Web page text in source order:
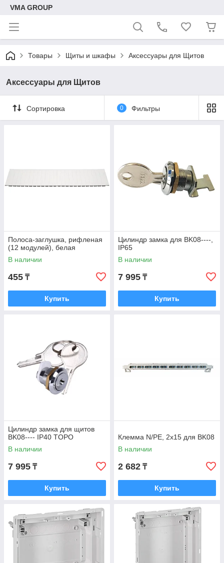
VMA GROUP
Товары Щиты и шкафы Аксессуары для Щитов
Аксессуары для Щитов
Сортировка 0 Фильтры
Полоса-заглушка, рифленая
(12 модулей), белая
В наличии
455 ₸
Купить
Цилиндр замка для BK08----,
IP65
В наличии
7 995 ₸
Купить
Цилиндр замка для щитов
BK08---- IP40 TOPO
В наличии
7 995 ₸
Купить
Клемма N/PE, 2х15 для BK08
В наличии
2 682 ₸
Купить